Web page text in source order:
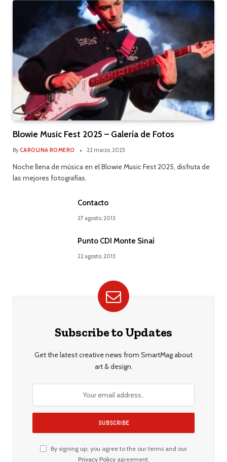
Blowie Music Fest 2025 – Galería de Fotos
ByCAROLINA ROMERO 22 marzo, 2025
Noche llena de música en el Blowie Music Fest 2025, disfruta de
las mejores fotografías.
Contacto
27 agosto, 2013
Punto CDI Monte Sinaí
22 agosto, 2013
Subscribe to Updates
Get the latest creative news from SmartMag about
art & design.
By signing up, you agree to the our terms and our
Privacy Policyagreement.